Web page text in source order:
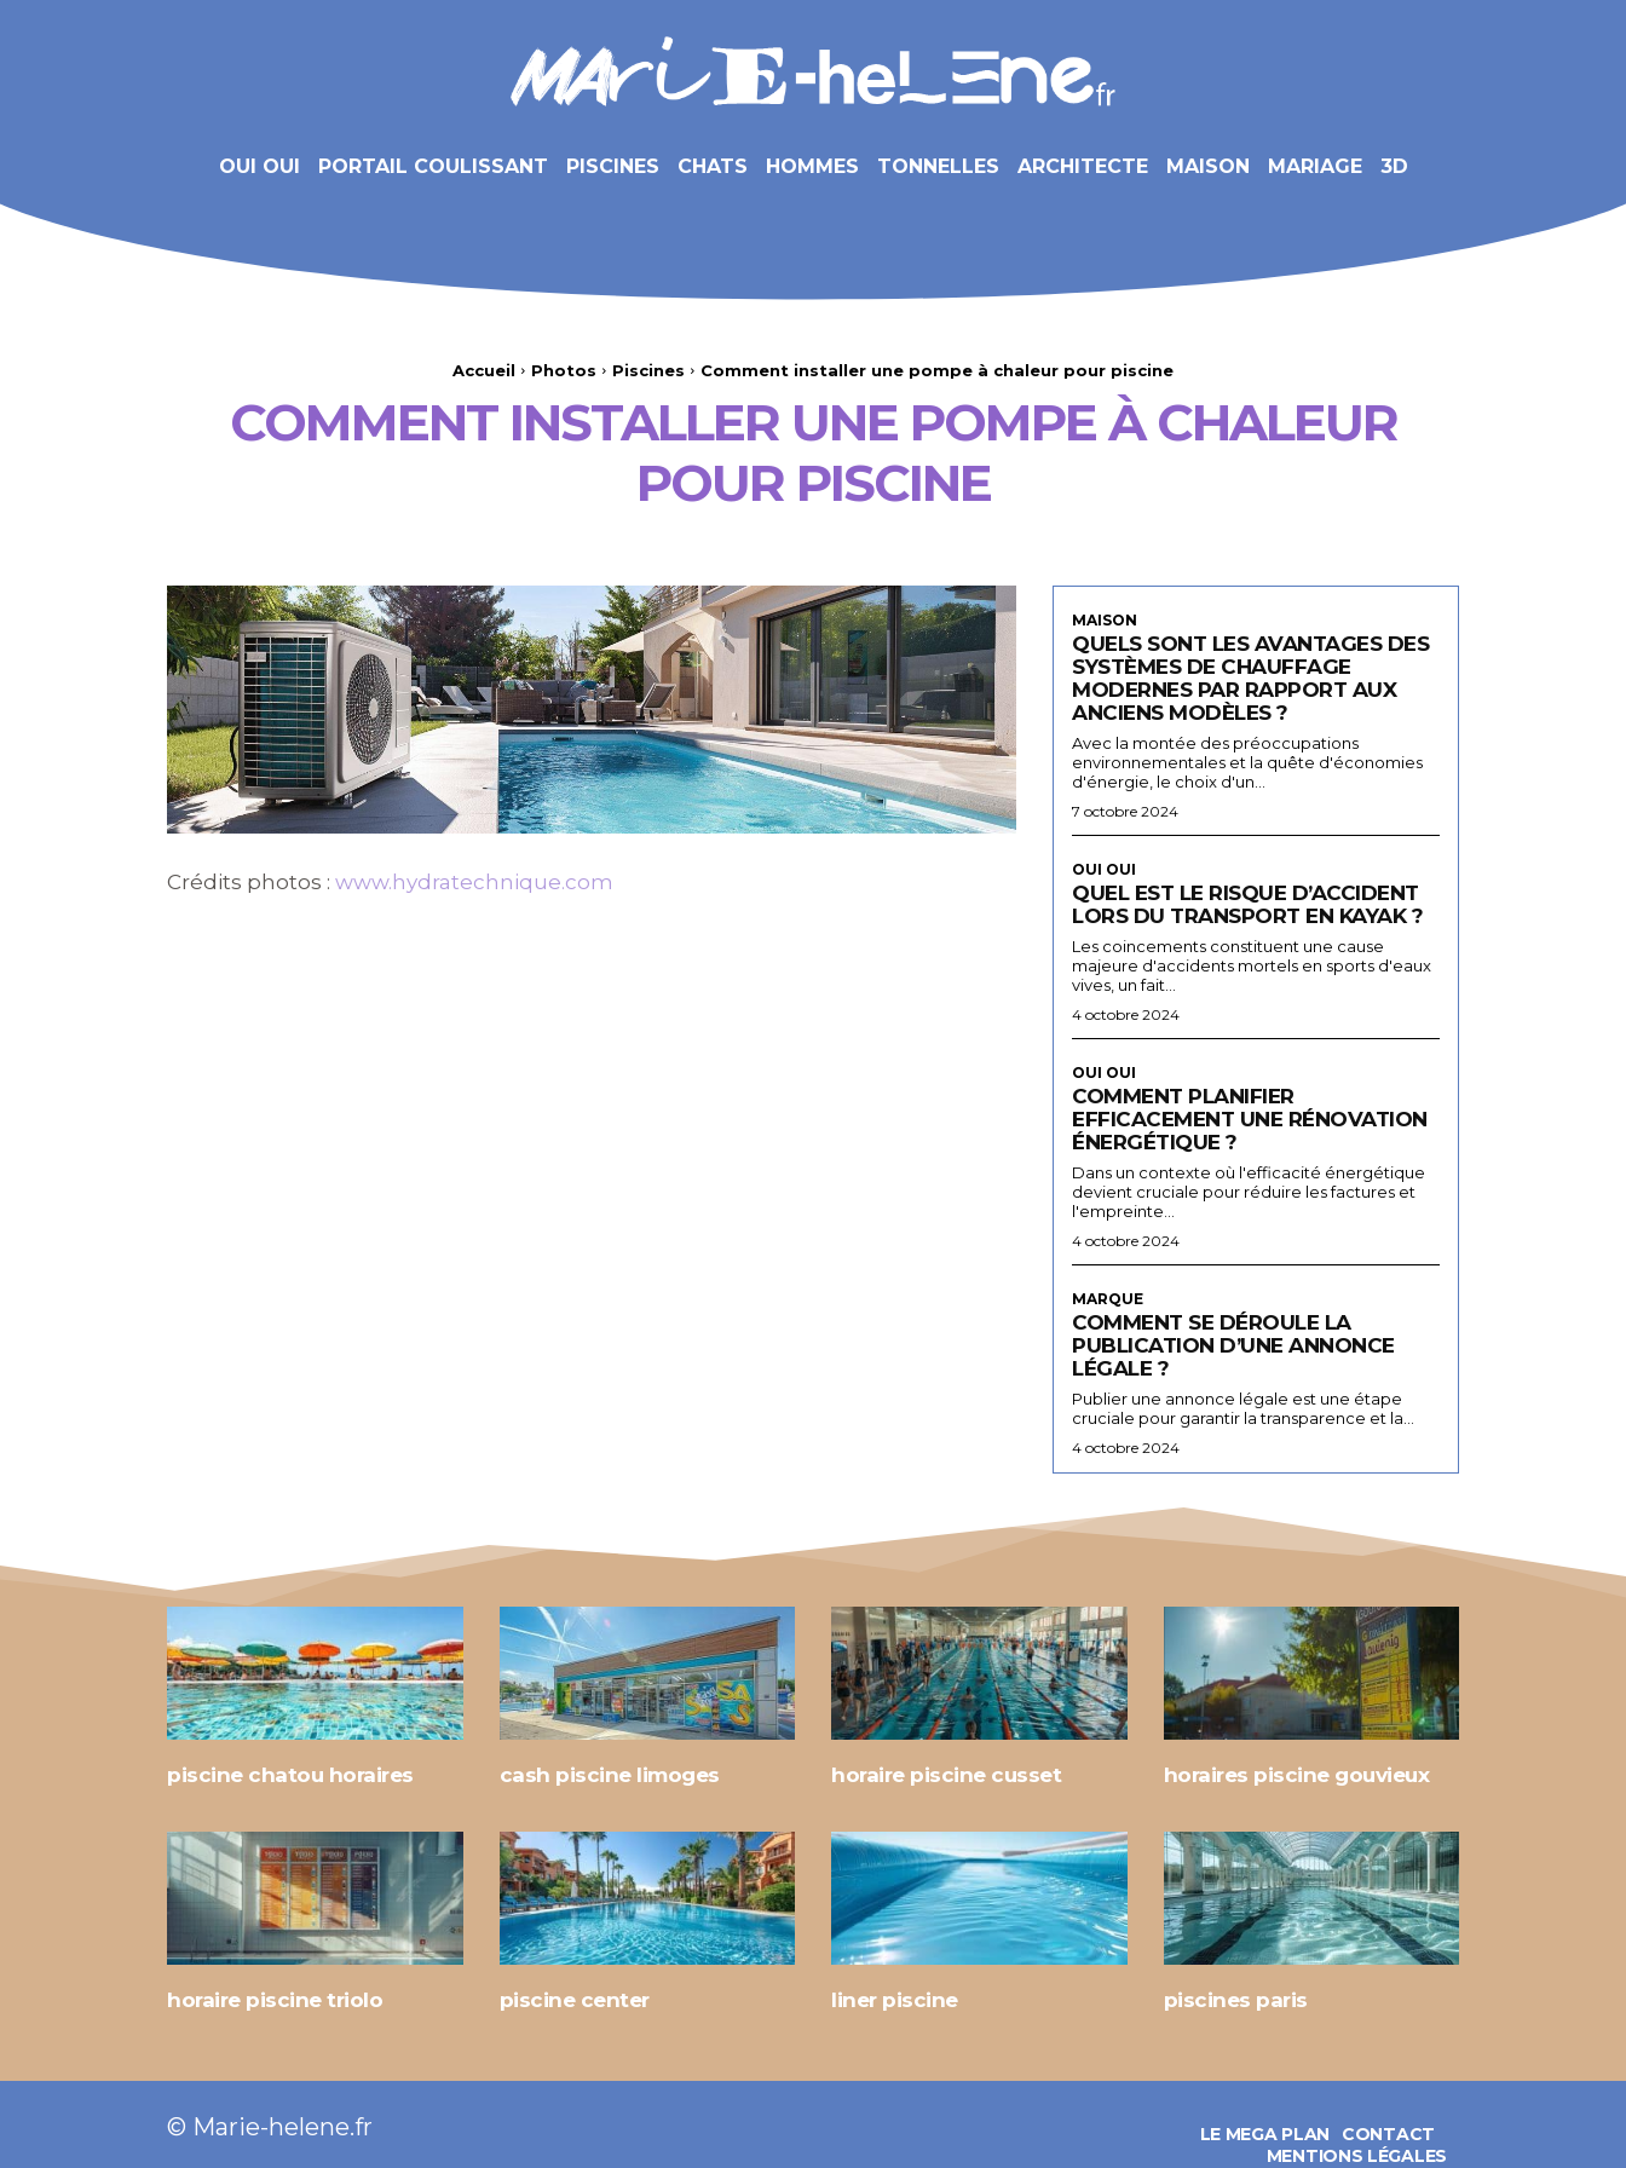
OUI OUI PORTAIL COULISSANT PISCINES CHATS HOMMES TONNELLES ARCHITECTE MAISON MARIAGE 3D
Accueil Photos Piscines Comment installer une pompe à chaleur pour piscine
COMMENT INSTALLER UNE POMPE À CHALEUR
POUR PISCINE
Crédits photos : www.hydratechnique.com
MAISON
QUELS SONT LES AVANTAGES DES
SYSTÈMES DE CHAUFFAGE
MODERNES PAR RAPPORT AUX
ANCIENS MODÈLES ?
Avec la montée des préoccupations
environnementales et la quête d'économies
d'énergie, le choix d'un...
7 octobre 2024
OUI OUI
QUEL EST LE RISQUE D’ACCIDENT
LORS DU TRANSPORT EN KAYAK ?
Les coincements constituent une cause
majeure d'accidents mortels en sports d'eaux
vives, un fait...
4 octobre 2024
OUI OUI
COMMENT PLANIFIER
EFFICACEMENT UNE RÉNOVATION
ÉNERGÉTIQUE ?
Dans un contexte où l'efficacité énergétique
devient cruciale pour réduire les factures et
l'empreinte...
4 octobre 2024
MARQUE
COMMENT SE DÉROULE LA
PUBLICATION D’UNE ANNONCE
LÉGALE ?
Publier une annonce légale est une étape
cruciale pour garantir la transparence et la...
4 octobre 2024
piscine chatou horaires cash piscine limoges horaire piscine cusset horaires piscine gouvieux
horaire piscine triolo piscine center liner piscine piscines paris
© Marie-helene.fr LE MEGA PLAN
CONTACT
MENTIONS LÉGALES